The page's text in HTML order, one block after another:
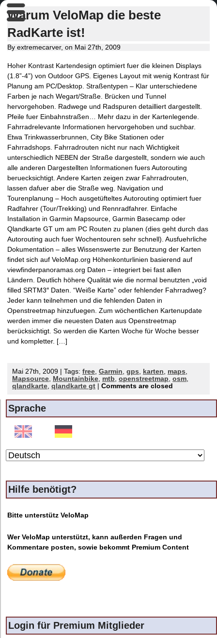
Warum VeloMap die beste
RadKarte ist!
By extremecarver, on Mai 27th, 2009
Hoher Kontrast Kartendesign optimiert fuer die kleinen Displays
(1.8”-4”) von Outdoor GPS. Eigenes Layout mit wenig Kontrast für
Planung am PC/Desktop. Straßentypen – Klar unterschiedene
Farben je nach Wegart/Straße. Brücken und Tunnel
hervorgehoben. Radwege und Radspuren detailliert dargestellt.
Pfeile fuer Einbahnstraßen… Mehr dazu in der Kartenlegende.
Fahrradrelevante Informationen hervorgehoben und suchbar.
Etwa Trinkwasserbrunnen, City Bike Stationen oder
Fahrradshops. Fahrradrouten nicht nur nach Wichtigkeit
unterschiedlich NEBEN der Straße dargestellt, sondern wie auch
alle anderen Dargestellten Informationen fuers Autorouting
beruecksichtigt. Andere Karten zeigen zwar Fahrradrouten,
lassen dafuer aber die Straße weg. Navigation und
Tourenplanung – Hoch ausgetüfteltes Autorouting optimiert fuer
Radfahrer (Tour/Trekking) und Rennradfahrer. Einfache
Installation in Garmin Mapsource, Garmin Basecamp oder
Qlandkarte GT um am PC Routen zu planen (dies geht durch das
Autorouting auch fuer Wochentouren sehr schnell). Ausfuehrliche
Dokumentation – alles Wissenswerte zur Benutzung der Karten
findet sich auf VeloMap.org Höhenkonturlinien basierend auf
viewfinderpanoramas.org Daten – integriert bei fast allen
Ländern. Deutlich höhere Qualität wie die normal benutzten „void
filled SRTM3″ Daten. “Weiße Karte” oder fehlender Fahrradweg?
Jeder kann teilnehmen und die fehlenden Daten in
Openstreetmap hinzufuegen. Zum wöchentlichen Kartenupdate
werden immer die neuesten Daten aus Openstreetmap
berücksichtigt. So werden die Karten Woche für Woche besser
und kompletter. […]
Mai 27th, 2009 | Tags: free, Garmin, gps, karten, maps,
Mapsource, Mountainbike, mtb, openstreetmap, osm,
qlandkarte, qlandkarte gt Comments are closed
Sprache
Hilfe benötigt?
Bitte unterstütz VeloMap
Wer VeloMap unterstützt, kann außerden Fragen und
Kommentare posten, sowie bekommt Premium Content
Login für Premium Mitglieder